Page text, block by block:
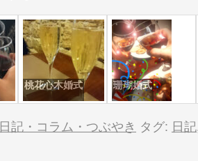
桃花心木婚式 珊瑚婚式
日記・コラム・つぶやき タグ: 日記